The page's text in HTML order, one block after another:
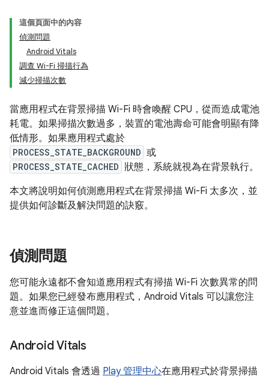
這個頁面中的內容
偵測問題
Android Vitals
調查 Wi-Fi 掃描行為
減少掃描次數
當應用程式在背景掃描 Wi-Fi 時會喚醒 CPU，從而造成電池
耗電。如果掃描次數過多，裝置的電池壽命可能會明顯有降
低情形。如果應用程式處於
PROCESS_STATE_BACKGROUND 或
PROCESS_STATE_CACHED 狀態，系統就視為在背景執行。
本文將說明如何偵測應用程式在背景掃描 Wi-Fi 太多次，並
提供如何診斷及解決問題的訣竅。
偵測問題
您可能永遠都不會知道應用程式有掃描 Wi-Fi 次數異常的問
題。如果您已經發布應用程式，Android Vitals 可以讓您注
意並進而修正這個問題。
Android Vitals
Android Vitals 會透過 Play 管理中心在應用程式於背景掃描